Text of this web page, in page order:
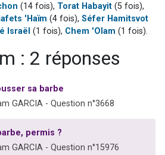
(14 fois), Torat Habayit (5 fois),
'Haïm (4 fois), Séfer Hamitsvot
Israël (1 fois), Chem 'Olam (1 fois).
: 2 réponses
sa barbe
GARCIA - Question n°3668
permis ?
GARCIA - Question n°15976